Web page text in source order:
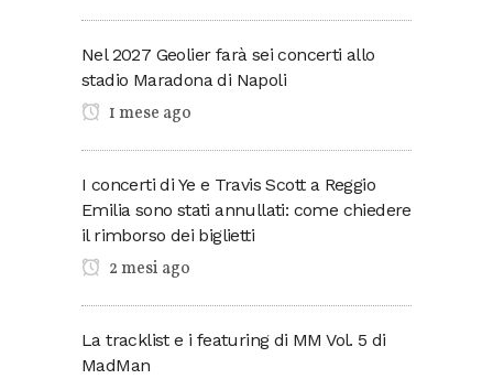
Nel 2027 Geolier farà sei concerti allo
stadio Maradona di Napoli
1 mese ago
I concerti di Ye e Travis Scott a Reggio
Emilia sono stati annullati: come chiedere
il rimborso dei biglietti
2 mesi ago
La tracklist e i featuring di MM Vol. 5 di
MadMan